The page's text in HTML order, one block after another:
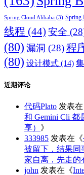
Spring Cloud Alibaba (3) Spring
线程 (44) 安全
(80) 漏洞 (28)程
(80) 设计模式 (14)
近期评论
代码Plato 发表
和 Gemini Cli
享） 》
333985 发表在《
被留下，结果同
家自离，先走的
john 发表在《